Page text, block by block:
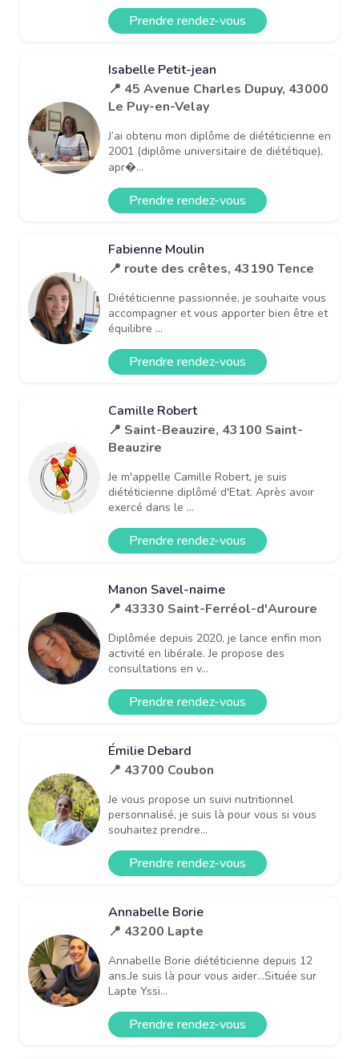
Prendre rendez-vous
Isabelle Petit-jean
📍 45 Avenue Charles Dupuy, 43000
Le Puy-en-Velay
J’ai obtenu mon diplôme de diététicienne en
2001 (diplôme universitaire de diététique),
apr�...
Prendre rendez-vous
Fabienne Moulin
📍 route des crêtes, 43190 Tence
Diététicienne passionnée, je souhaite vous
accompagner et vous apporter bien être et
équilibre ...
Prendre rendez-vous
Camille Robert
📍 Saint-Beauzire, 43100 Saint-
Beauzire
Je m'appelle Camille Robert, je suis
diététicienne diplômé d'Etat. Après avoir
exercé dans le ...
Prendre rendez-vous
Manon Savel-naime
📍 43330 Saint-Ferréol-d'Auroure
Diplômée depuis 2020, je lance enfin mon
activité en libérale. Je propose des
consultations en v...
Prendre rendez-vous
Émilie Debard
📍 43700 Coubon
Je vous propose un suivi nutritionnel
personnalisé, je suis là pour vous si vous
souhaitez prendre...
Prendre rendez-vous
Annabelle Borie
📍 43200 Lapte
Annabelle Borie diététicienne depuis 12
ans.Je suis là pour vous aider...Située sur
Lapte Yssi...
Prendre rendez-vous